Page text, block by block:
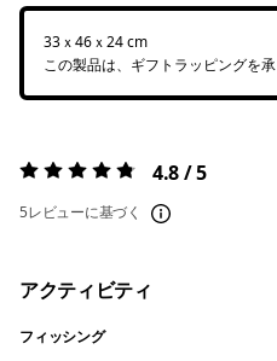
33ｘ46ｘ24 cm
この製品は、ギフトラッピングを承
評価:4.8 / 5 4.8 / 5
5レビューに基づく
アクティビティ
フィッシング